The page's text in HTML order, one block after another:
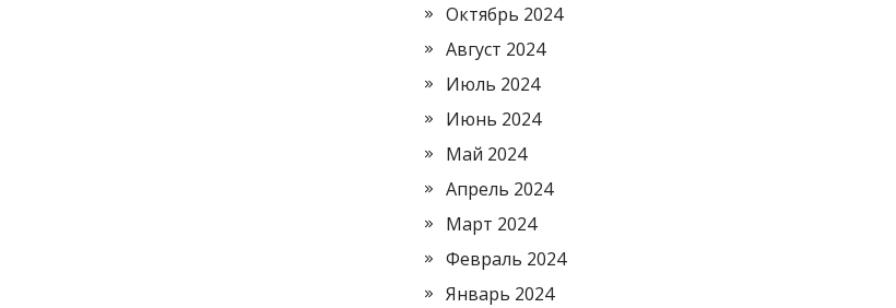
Октябрь 2024
Август 2024
Июль 2024
Июнь 2024
Май 2024
Апрель 2024
Март 2024
Февраль 2024
Январь 2024